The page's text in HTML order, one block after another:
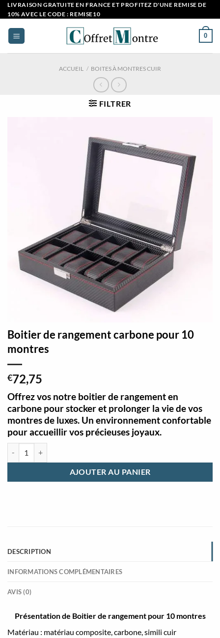
Passer
au
contenu
LIVRAISON GRATUITE EN FRANCE ET PROFITEZ D'UNE REMISE DE
10% AVEC LE CODE : REMISE10
0
ACCUEIL / BOITES À MONTRES CUIR
FILTRER
Boitier de rangement carbone pour 10
montres
€72,75
Offrez vos notre boitier de rangement en
carbone pour stocker et prolonger la vie de vos
montres de luxes. Un environnement confortable
pour accueillir vos précieuses joyaux.
AJOUTER AU PANIER
DESCRIPTION
INFORMATIONS COMPLÉMENTAIRES
AVIS (0)
Présentation de Boitier de rangement pour 10 montres
Matériau : matériau composite, carbone, simili cuir